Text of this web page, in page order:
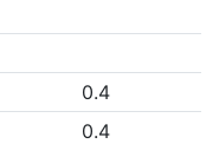
0.4
0.4